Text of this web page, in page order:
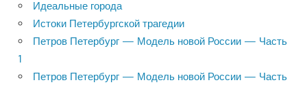
Идеальные города
Истоки Петербургской трагедии
Петров Петербург — Модель новой России — Часть
1
Петров Петербург — Модель новой России — Часть